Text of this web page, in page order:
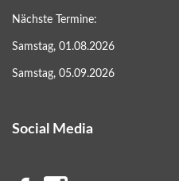
Nächste Termine:
Samstag, 01.08.2026
Samstag, 05.09.2026
Social Media